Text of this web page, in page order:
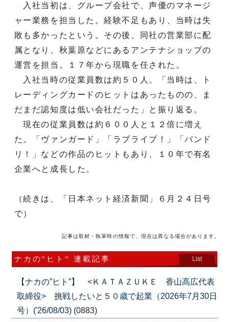
入社当初は、グループ会社で、声優のマネージ
ャー業務を担当した。経験不足もあり、当時は失
敗も多かったという。その後、同社の営業部に配
属となり、秋葉原などにあるアンテナショップの
運営を担当。１７年から現職を任された。
入社当時の従業員数は約５０人。「当時は、ト
レーディングカードのヒットはあったものの、ま
だまだ認知度は低い会社だった」と振り返る。
現在の従業員数は約６００人と１２倍に増え
た。「ヴァンガード」「ラブライブ！」「バンド
リ！」などの作品のヒットもあり、１０年で有名
企業へと成長した。
（続きは、「日本ネット経済新聞」６月２４日号
で）
記事は取材・執筆時の情報で、現在は異なる場合があります。
ナカの”ヒト” 連載記事 List
【ナカの”ヒト”】 <ＫＡＴＡＺＵＫＥ 香山高広代表
取締役> 挑戦したいと５０歳で起業（2026年7月30日
号）('26/08/03) (0883)